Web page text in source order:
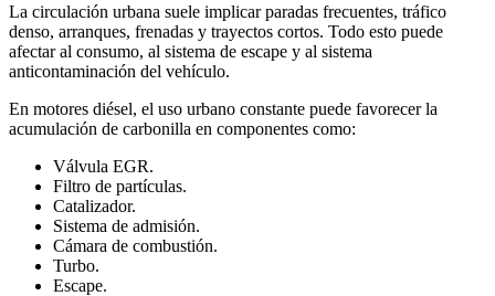
La circulación urbana suele implicar paradas frecuentes, tráfico
denso, arranques, frenadas y trayectos cortos. Todo esto puede
afectar al consumo, al sistema de escape y al sistema
anticontaminación del vehículo.
En motores diésel, el uso urbano constante puede favorecer la
acumulación de carbonilla en componentes como:
Válvula EGR.
Filtro de partículas.
Catalizador.
Sistema de admisión.
Cámara de combustión.
Turbo.
Escape.